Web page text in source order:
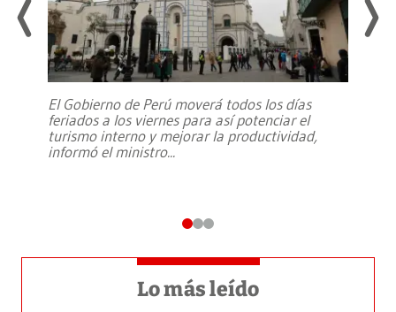
El Gobierno de Perú moverá todos los días
feriados a los viernes para así potenciar el
turismo interno y mejorar la productividad,
informó el ministro...
Lo más leído